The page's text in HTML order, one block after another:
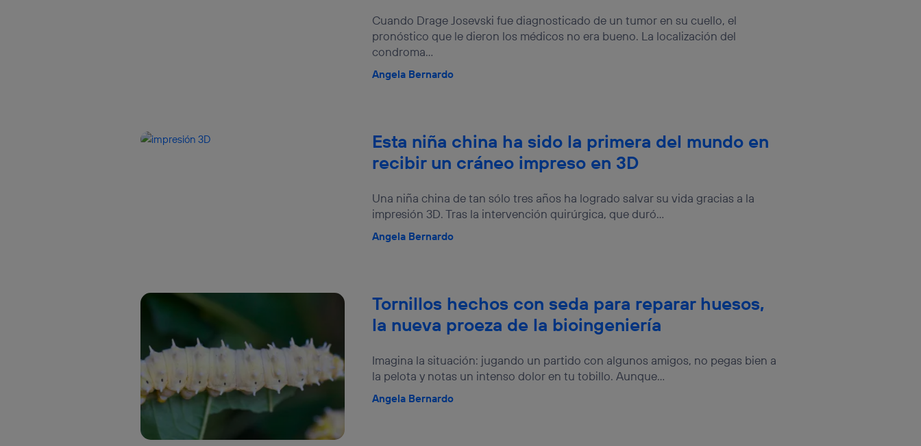
Cuando Drage Josevski fue diagnosticado de un tumor en su cuello, el
pronóstico que le dieron los médicos no era bueno. La localización del
condroma...
Angela Bernardo
Esta niña china ha sido la primera del mundo en
recibir un cráneo impreso en 3D
Una niña china de tan sólo tres años ha logrado salvar su vida gracias a la
impresión 3D. Tras la intervención quirúrgica, que duró...
Angela Bernardo
Tornillos hechos con seda para reparar huesos,
la nueva proeza de la bioingeniería
Imagina la situación: jugando un partido con algunos amigos, no pegas bien a
la pelota y notas un intenso dolor en tu tobillo. Aunque...
Angela Bernardo
Para más información, consulta la política de privacidad de Utiq.